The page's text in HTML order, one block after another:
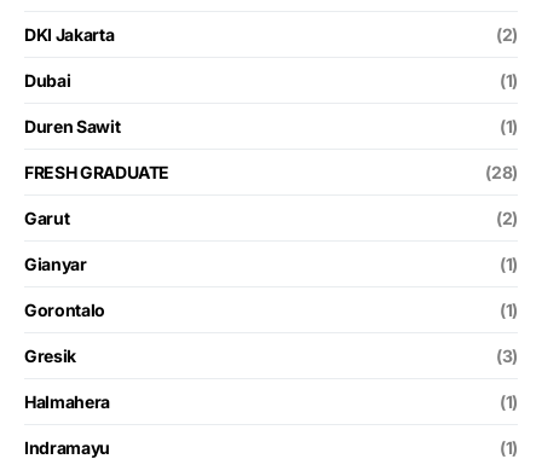
DKI Jakarta (2)
Dubai (1)
Duren Sawit (1)
FRESH GRADUATE (28)
Garut (2)
Gianyar (1)
Gorontalo (1)
Gresik (3)
Halmahera (1)
Indramayu (1)